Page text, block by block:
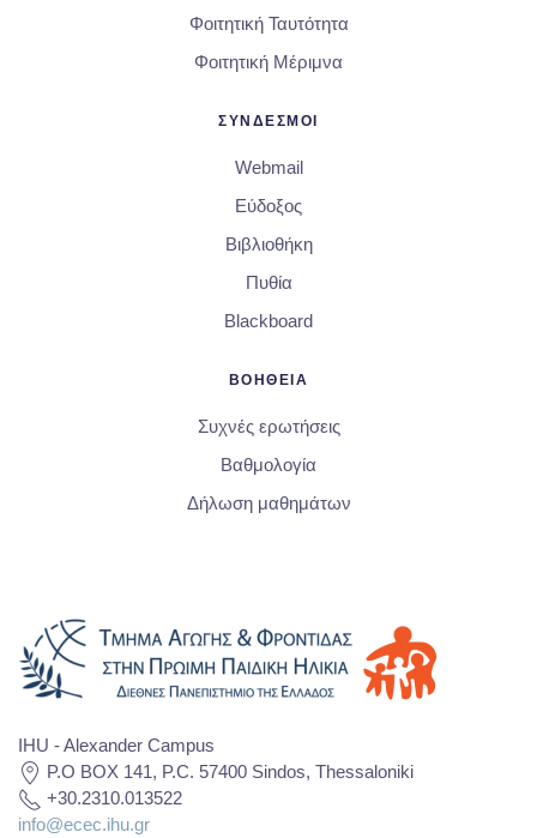
Φοιτητική Ταυτότητα
Φοιτητική Μέριμνα
ΣΥΝΔΕΣΜΟΙ
Webmail
Εύδοξος
Βιβλιοθήκη
Πυθία
Blackboard
ΒΟΗΘΕΙΑ
Συχνές ερωτήσεις
Βαθμολογία
Δήλωση μαθημάτων
IHU - Alexander Campus
P.O BOX 141, P.C. 57400 Sindos, Thessaloniki
+30.2310.013522
info@ecec.ihu.gr